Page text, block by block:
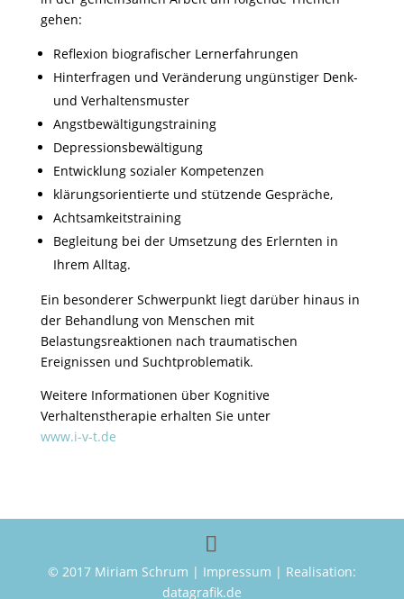
gehen:
Reflexion biografischer Lernerfahrungen
Hinterfragen und Veränderung ungünstiger Denk-
und Verhaltensmuster
Angstbewältigungstraining
Depressionsbewältigung
Entwicklung sozialer Kompetenzen
klärungsorientierte und stützende Gespräche,
Achtsamkeitstraining
Begleitung bei der Umsetzung des Erlernten in
Ihrem Alltag.
Ein besonderer Schwerpunkt liegt darüber hinaus in
der Behandlung von Menschen mit
Belastungsreaktionen nach traumatischen
Ereignissen und Suchtproblematik.
Weitere Informationen über Kognitive
Verhaltenstherapie erhalten Sie unter
www.i-v-t.de
© 2017 Miriam Schrum | Impressum | Realisation:
datagrafik.de